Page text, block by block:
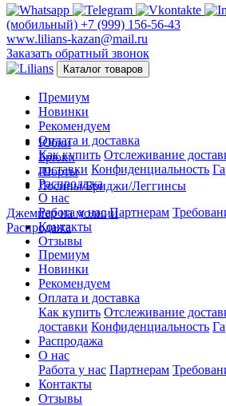
(мобильный) +7 (999) 156-56-43
www.lilians-kazan@mail.ru
Заказать обратный звонок
Каталог товаров
Премиум
Новинки
Рекомендуем
Оплата и доставка
Как купить Отслеживание
доставки Конфиденциальность
Распродажа
О нас
Работа у нас Партнерам
Контакты
Отзывы
Юбки
Брюки
Шорты
Лосины/Бриджи/Леггинсы
Джемпер на молнии
Распродажа
Премиум
Новинки
Рекомендуем
Оплата и доставка
Как купить Отслеживание
доставки Конфиденциальность
Распродажа
О нас
Работа у нас Партнерам
Контакты
Отзывы